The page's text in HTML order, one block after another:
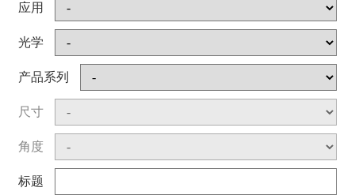
应用
光学
产品系列
尺寸
角度
标题